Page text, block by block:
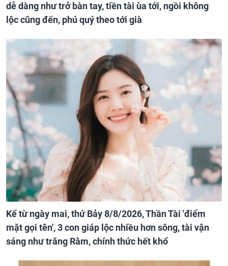
dễ dàng như trở bàn tay, tiền tài ùa tới, ngồi không
lộc cũng đến, phú quý theo tới già
Kể từ ngày mai, thứ Bảy 8/8/2026, Thần Tài 'điểm
mặt gọi tên', 3 con giáp lộc nhiều hơn sông, tài vận
sáng như trăng Rằm, chính thức hết khổ